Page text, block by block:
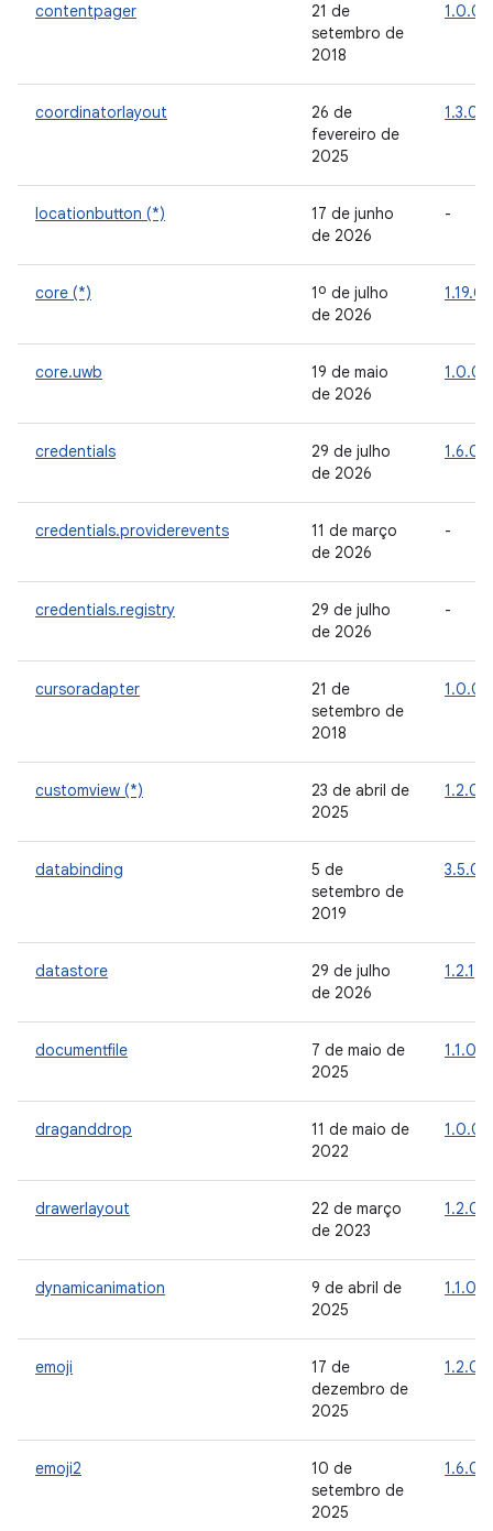
contentpager
21 de
setembro de
2018
1.0.0
coordinatorlayout
26 de
fevereiro de
2025
1.3.0
locationbutton (*)
17 de junho
de 2026
-
core (*)
1º de julho
de 2026
1.19.0
core.uwb
19 de maio
de 2026
1.0.0
credentials
29 de julho
de 2026
1.6.0
credentials.providerevents
11 de março
de 2026
-
credentials.registry
29 de julho
de 2026
-
cursoradapter
21 de
setembro de
2018
1.0.0
customview (*)
23 de abril de
2025
1.2.0
databinding
5 de
setembro de
2019
3.5.0
datastore
29 de julho
de 2026
1.2.1
documentfile
7 de maio de
2025
1.1.0
draganddrop
11 de maio de
2022
1.0.0
drawerlayout
22 de março
de 2023
1.2.0
dynamicanimation
9 de abril de
2025
1.1.0
emoji
17 de
dezembro de
2025
1.2.0
emoji2
10 de
setembro de
2025
1.6.0